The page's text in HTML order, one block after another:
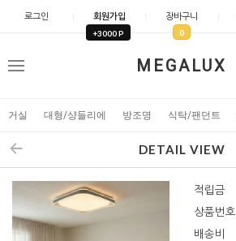
로그인 회원가입
+3000 P
장바구니
0
MEGALUX
메
거실 대형/샹들리에 방조명 식탁/팬던트
DETAIL VIEW
적립금
상품번호
배송비